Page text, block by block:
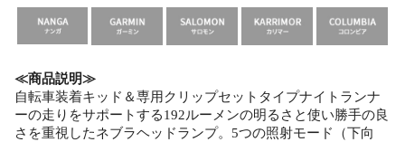
≪商品説明≫
自転車装着キッド＆専用クリップセットタイプナイトランナ
ーの走りをサポートする192ルーメンの明るさと使い勝手の良
さを重視したネブラヘッドランプ。5つの照射モード（下向